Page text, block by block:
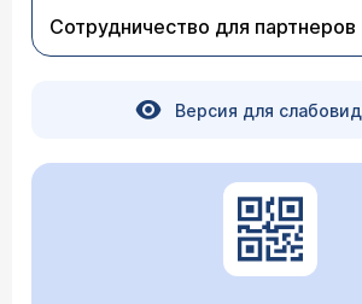
Сотрудничество для партнеров
Версия для